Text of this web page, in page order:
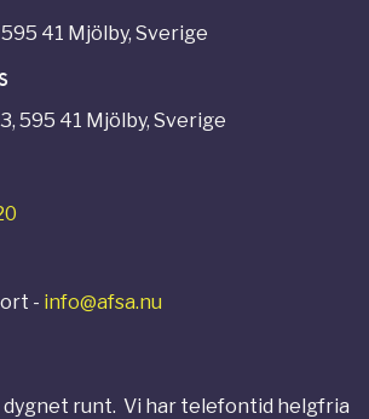
41 Mjölby, Sverige
595 41 Mjölby, Sverige
- info@afsa.nu
runt. Vi har telefontid helgfria